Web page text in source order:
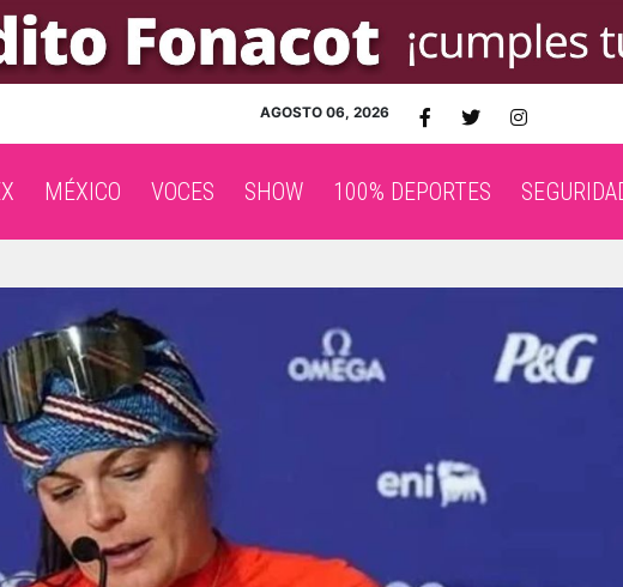
AGOSTO 06, 2026
MÉXICO VOCES SHOW 100% DEPORTES